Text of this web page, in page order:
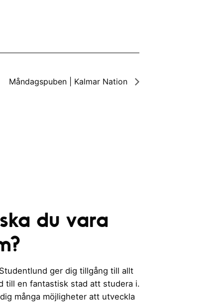
Måndagspuben | Kalmar Nation
du vara
ger dig tillgång till allt
till en fantastisk stad att studera i.
många möjligheter att utveckla